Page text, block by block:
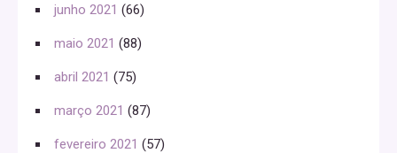
junho 2021 (66)
maio 2021 (88)
abril 2021 (75)
março 2021 (87)
fevereiro 2021 (57)